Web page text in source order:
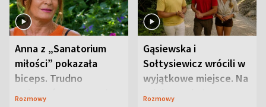
Anna z „Sanatorium
miłości” pokazała
biceps. Trudno
uwierzyć, co przeszła
Rozmowy
Gąsiewska i
Sołtysiewicz wrócili w
wyjątkowe miejsce. Na
szlaku czekał
Rozmowy